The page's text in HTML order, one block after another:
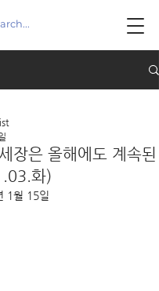
장은 올해에도 계속된
화)
1월 15일